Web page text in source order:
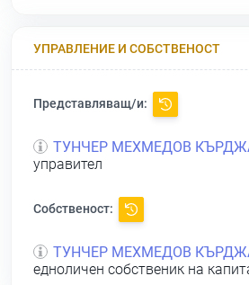
УПРАВЛЕНИЕ И СОБСТВЕНОСТ
Представляващ/и:
ТУНЧЕР МЕХМЕДОВ
управител
Собственост:
ТУНЧЕР МЕХМЕДОВ
едноличен собственик на